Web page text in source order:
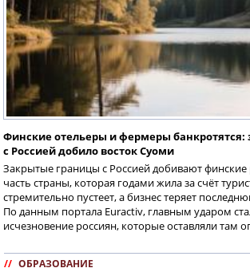
Финские отельеры и фермеры банкротятся:
с Россией добило восток Суоми
Закрытые границы с Россией добивают
часть страны, которая годами жила за счёт
стремительно пустеет, а бизнес теряет
По данным портала Euractiv, главным ударом
исчезновение россиян, которые оставляли там
// ОБРАЗОВАНИЕ